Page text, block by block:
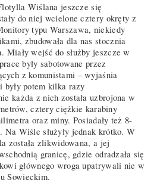
Wiślana jeszcze się
do niej wcielone cztery okręty z
typu Warszawa, niekiedy
zbudowała dla nas stocznia
Miały wejść do służby jeszcze w
były sabotowane przez
z komunistami – wyjaśnia
były potem kilka razy
każda z nich została uzbrojona w
cztery ciężkie karabiny
oraz miny. Posiadały też 8-
Wiśle służyły jednak krótko. W
została zlikwidowana, a jej
granicę, gdzie odradzała się
głównego wroga upatrywali nie w
Sowieckim.